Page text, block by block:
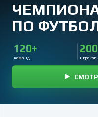
ПО
120+
команд игроков